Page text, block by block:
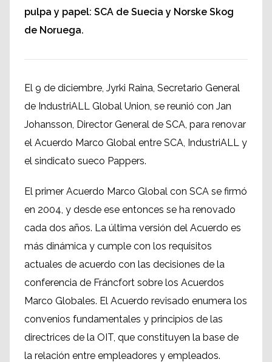
pulpa y papel: SCA de Suecia y Norske Skog
de Noruega.
El 9 de diciembre, Jyrki Raina, Secretario General
de IndustriALL Global Union, se reunió con Jan
Johansson, Director General de SCA, para renovar
el Acuerdo Marco Global entre SCA, IndustriALL y
el sindicato sueco Pappers.
El primer Acuerdo Marco Global con SCA se firmó
en 2004, y desde ese entonces se ha renovado
cada dos años. La última versión del Acuerdo es
más dinámica y cumple con los requisitos
actuales de acuerdo con las decisiones de la
conferencia de Fráncfort sobre los Acuerdos
Marco Globales. El Acuerdo revisado enumera los
convenios fundamentales y principios de las
directrices de la OIT, que constituyen la base de
la relación entre empleadores y empleados.